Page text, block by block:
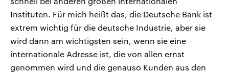
Instituten. Für mich heißt das, die Deutsche Bank ist
extrem wichtig für die deutsche Industrie, aber sie
wird dann am wichtigsten sein, wenn sie eine
internationale Adresse ist, die von allen ernst
genommen wird und die genauso Kunden aus den